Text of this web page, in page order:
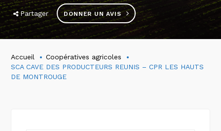
Partager DONNER UN AVIS
Accueil
Coopératives agricoles
SCA CAVE DES PRODUCTEURS REUNIS – CPR LES HAUTS
DE MONTROUGE